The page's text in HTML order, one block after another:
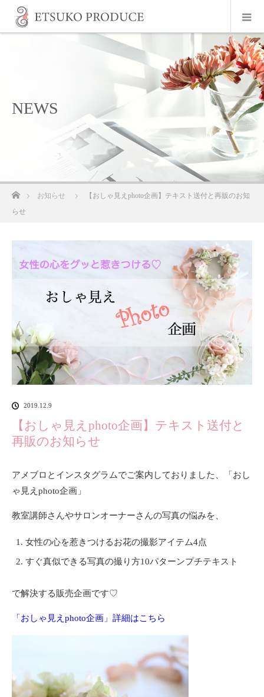
NEWS
ホームお知らせ
【おしゃ見えphoto企画】テキスト送付と再販のお知
らせ
2019.12.9
【おしゃ見えphoto企画】テキスト送付と
再販のお知らせ
アメブロとインスタグラムでご案内しておりました、「おし
ゃ見えphoto企画」
教室講師さんやサロンオーナーさんの写真の悩みを、
女性の心を惹きつけるお花の撮影アイテム4点
すぐ真似できる写真の撮り方10パターンプチテキスト
で解決する販売企画です♡
「おしゃ見えphoto企画」詳細はこちら